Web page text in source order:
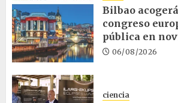
Bilbao
congreso
pública en
06/08/2026
ciencia